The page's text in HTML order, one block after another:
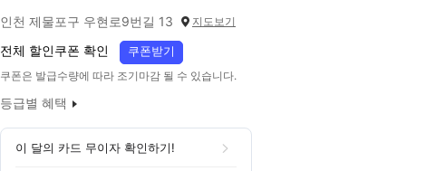
인천 제물포구 우현로9번길 13 지도보기
전체 할인쿠폰 확인 쿠폰받기
쿠폰은 발급수량에 따라 조기마감 될 수 있습니다.
등급별 혜택
이 달의 카드 무이자 확인하기!